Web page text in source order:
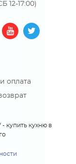
12-17:00)
оплата
купить кухню в